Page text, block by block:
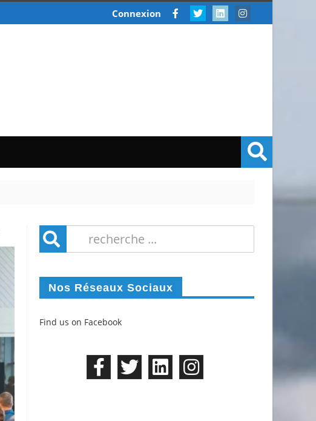
Connexion
Nos Réseaux Sociaux
Find us on Facebook